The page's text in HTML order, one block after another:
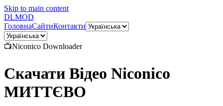
Skip to main content
DLMOD
ГоловнаСайтиКонтакти
📺Niconico Downloader
Скачати Відео Niconico
МИТТЄВО